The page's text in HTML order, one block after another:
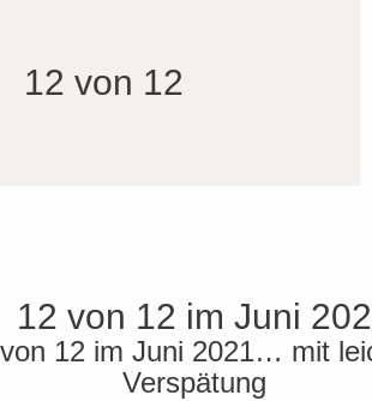
12 von 12
12 im Juni 2021… mit
Verspätung